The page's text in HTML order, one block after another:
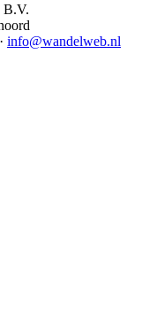
B.V.
· info@wandelweb.nl